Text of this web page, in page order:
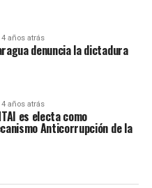
4 años atrás
denuncia la dictadura
4 años atrás
es electa como
Anticorrupción de la